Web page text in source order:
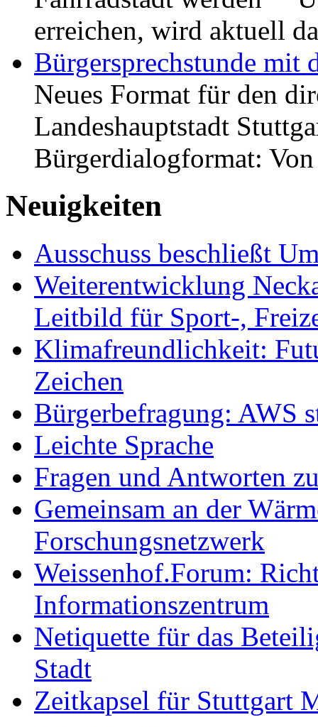
erreichen, wird aktuell
Bürgersprechstunde mit
Neues Format für den
Landeshauptstadt
Bürgerdialogformat:
Neuigkeiten
Ausschuss beschließt
Weiterentwicklung
Leitbild für Sport-,
Klimafreundlichkeit:
Zeichen
Bürgerbefragung: AWS
Leichte Sprache
Fragen und Antworten
Gemeinsam an der
Forschungsnetzwerk
Weissenhof.Forum:
Informationszentrum
Netiquette für das
Stadt
Zeitkapsel für Stuttgart